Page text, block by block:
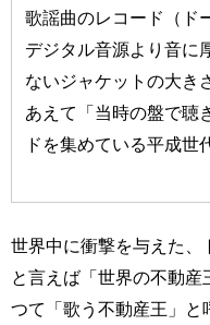
歌謡曲のレコード（ド
デジタル音源より音に
ないジャケットの大き
あえて「当時の盤で聴
ドを集めている平成世
世界中に衝撃を与えた、
と言えば「世界の不動
つて「歌う不動産王」と